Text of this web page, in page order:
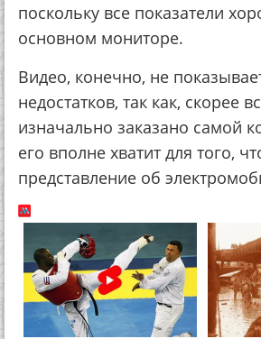
поскольку все показатели
основном мониторе.
Видео, конечно, не
недостатков, так как, скорее
изначально заказано самой
его вполне хватит для того,
представление об